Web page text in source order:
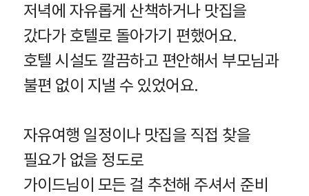
저녁에 자유롭게 산책하거나 맛집을
갔다가 호텔로 돌아가기 편했어요.
호텔 시설도 깔끔하고 편안해서 부모님과
불편 없이 지낼 수 있었어요.
자유여행 일정이나 맛집을 직접 찾을
필요가 없을 정도로
가이드님이 모든 걸 추천해 주셔서 준비